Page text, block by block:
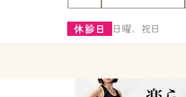
休診日 日曜、祝日